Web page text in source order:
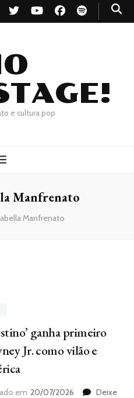
e cultura pop
Manfrenato
Manfrenato
ganha primeiro
Jr. como vilão e
em 20/07/2026
Deixe